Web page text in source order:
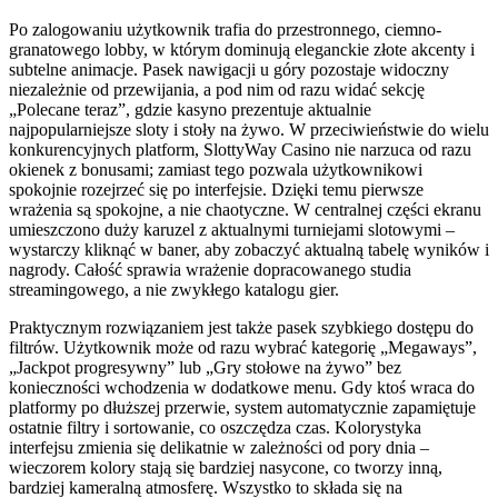
Po zalogowaniu użytkownik trafia do przestronnego, ciemno-
granatowego lobby, w którym dominują eleganckie złote akcenty i
subtelne animacje. Pasek nawigacji u góry pozostaje widoczny
niezależnie od przewijania, a pod nim od razu widać sekcję
„Polecane teraz”, gdzie kasyno prezentuje aktualnie
najpopularniejsze sloty i stoły na żywo. W przeciwieństwie do wielu
konkurencyjnych platform, SlottyWay Casino nie narzuca od razu
okienek z bonusami; zamiast tego pozwala użytkownikowi
spokojnie rozejrzeć się po interfejsie. Dzięki temu pierwsze
wrażenia są spokojne, a nie chaotyczne. W centralnej części ekranu
umieszczono duży karuzel z aktualnymi turniejami slotowymi –
wystarczy kliknąć w baner, aby zobaczyć aktualną tabelę wyników i
nagrody. Całość sprawia wrażenie dopracowanego studia
streamingowego, a nie zwykłego katalogu gier.
Praktycznym rozwiązaniem jest także pasek szybkiego dostępu do
filtrów. Użytkownik może od razu wybrać kategorię „Megaways”,
„Jackpot progresywny” lub „Gry stołowe na żywo” bez
konieczności wchodzenia w dodatkowe menu. Gdy ktoś wraca do
platformy po dłuższej przerwie, system automatycznie zapamiętuje
ostatnie filtry i sortowanie, co oszczędza czas. Kolorystyka
interfejsu zmienia się delikatnie w zależności od pory dnia –
wieczorem kolory stają się bardziej nasycone, co tworzy inną,
bardziej kameralną atmosferę. Wszystko to składa się na